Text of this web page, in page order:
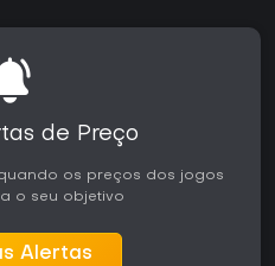
de Preço
os preços dos jogos
o seu objetivo
Alertas